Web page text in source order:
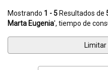
Mostrando 1 - 5 Resultados de
Marta Eugenia', tiempo de